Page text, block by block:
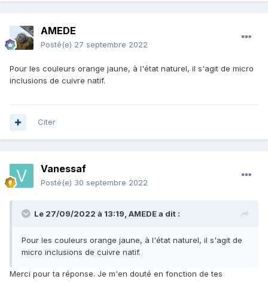
AMEDE
Posté(e) 27 septembre 2022
Pour les couleurs orange jaune, à l'état naturel, il s'agit de micro
inclusions de cuivre natif.
Citer
Vanessaf
Posté(e) 30 septembre 2022
Le 27/09/2022 à 13:19, AMEDEa dit :
Pour les couleurs orange jaune, à l'état naturel, il s'agit de
micro inclusions de cuivre natif.
Merci pour ta réponse. Je m'en douté en fonction de tes